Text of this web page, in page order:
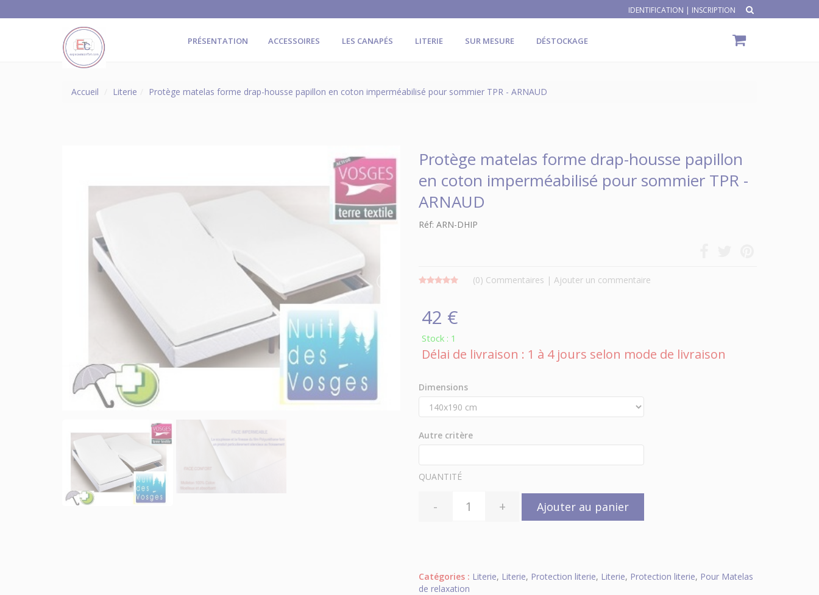
IDENTIFICATION | INSCRIPTION
PRÉSENTATION ACCESSOIRES LES CANAPÉS LITERIE SUR MESURE DÉSTOCKAGE
Accueil Literie Protège matelas forme drap-housse papillon en coton imperméabilisé pour sommier TPR - ARNAUD
Protège matelas forme drap-housse papillon
en coton imperméabilisé pour sommier TPR -
ARNAUD
Réf: ARN-DHIP
(0) Commentaires | Ajouter un commentaire
42 €
Stock : 1
Délai de livraison : 1 à 4 jours selon mode de livraison
Dimensions
Autre critère
QUANTITÉ
- + Ajouter au panier
Catégories : Literie, Literie, Protection literie, Literie, Protection literie, Pour Matelas
de relaxation